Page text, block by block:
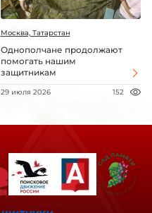
Москва, Татарстан
Однополчане продолжают
помогать нашим
защитникам
29 июля 2026 152